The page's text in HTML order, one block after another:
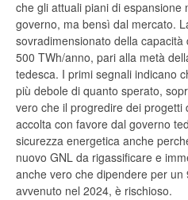
che gli attuali piani di espansione
governo, ma bensì dal mercato.
sovradimensionato della
500 TWh/anno, pari alla metà
tedesca. I primi segnali indicano
più debole di quanto sperato,
vero che il progredire dei progetti
accolta con favore dal governo
sicurezza energetica anche
nuovo GNL da rigassificare e
anche vero che dipendere per
avvenuto nel 2024, è rischioso.